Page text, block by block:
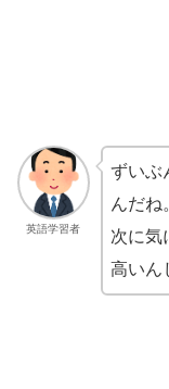
英語学習者
ずいぶ
んだね
次に気
高いん